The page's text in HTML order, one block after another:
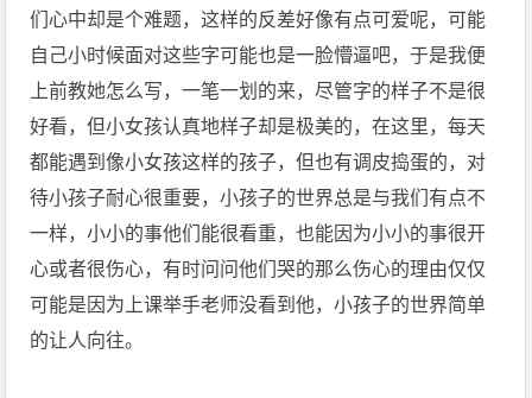
们心中却是个难题，这样的反差好像有点可爱呢，可能
自己小时候面对这些字可能也是一脸懵逼吧，于是我便
上前教她怎么写，一笔一划的来，尽管字的样子不是很
好看，但小女孩认真地样子却是极美的，在这里，每天
都能遇到像小女孩这样的孩子，但也有调皮捣蛋的，对
待小孩子耐心很重要，小孩子的世界总是与我们有点不
一样，小小的事他们能很看重，也能因为小小的事很开
心或者很伤心，有时问问他们哭的那么伤心的理由仅仅
可能是因为上课举手老师没看到他，小孩子的世界简单
的让人向往。